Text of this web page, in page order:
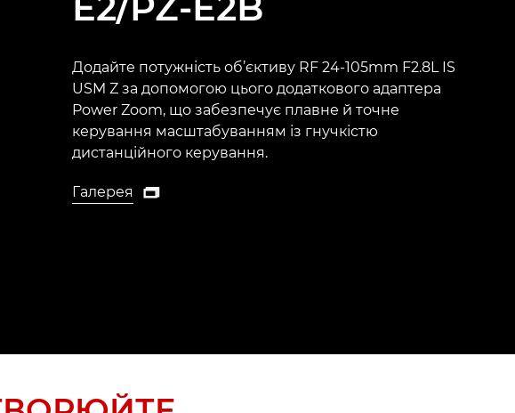
Додайте потужність об’єктиву RF 24-105mm F2.8L IS
USM Z за допомогою цього додаткового адаптера
Power Zoom, що забезпечує плавне й точне
керування масштабуванням із гнучкістю
дистанційного керування.
Галерея
Галерея
